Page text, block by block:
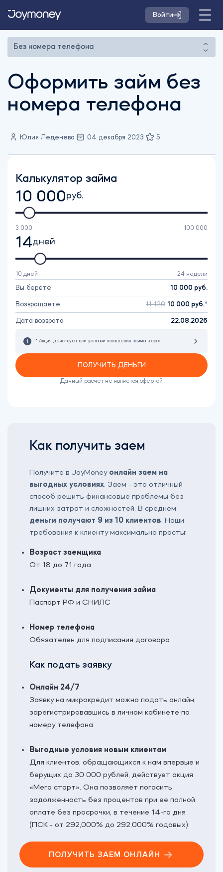
Войти
Без номера телефона
Оформить займ без
номера телефона
Юлия Леденева 04 декабря 2023 5
Калькулятор займа
10 000руб.
3 000 100 000
14дней
10 дней 24 недели
Вы берёте 10 000 руб.
Возвращаете 11 120 10 000 руб.
Дата возврата 22.08.2026
* Акция действует при условии погашения займа в срок
ПОЛУЧИТЬ ДЕНЬГИ
Данный расчет не является офертой
Как получить заем
Получите в JoyMoney онлайн заем на
выгодных условиях. Заем - это отличный
способ решить финансовые проблемы без
лишних затрат и сложностей. В среднем
деньги получают 9 из 10 клиентов. Наши
требования к клиенту максимально просты:
Возраст заемщика
От 18 до 71 года
Документы для получения займа
Паспорт РФ и СНИЛС
Номер телефона
Обязателен для подписания договора
Как подать заявку
Онлайн 24/7
Заявку на микрокредит можно подать онлайн,
зарегистрировавшись в личном кабинете по
номеру телефона
Выгодные условия новым клиентам
Для клиентов, обращающихся к нам впервые и
берущих до 30 000 рублей, действует акция
«Мега‎ старт». Она позволяет погасить
задолженность без процентов при ее полной
оплате без просрочки, в течение 14-го дня
(ПСК - от 292,000% до 292,000% годовых).
ПОЛУЧИТЬ ЗАЕМ ОНЛАЙН